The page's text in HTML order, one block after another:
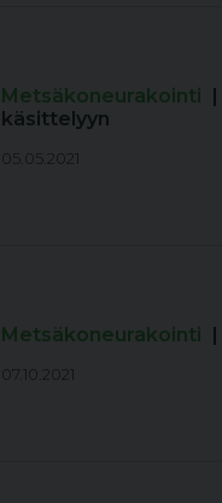
Metsäkoneurakointi
käsittelyyn
05.05.2021
Metsäkoneurakointi
07.10.2021